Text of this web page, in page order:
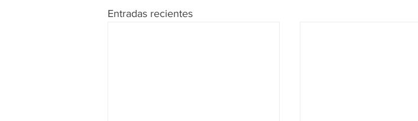
Entradas recientes